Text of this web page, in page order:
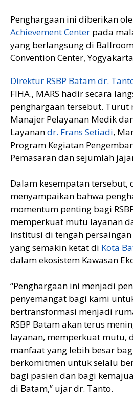
Penghargaan ini diberikan
Achievement Center pada
yang berlangsung di
Convention Center,
Direktur RSBP Batam dr.
FIHA., MARS hadir secara
penghargaan tersebut. Turut
Manajer Pelayanan Medik
Layanandr. Frans Setiadi,
Program Kegiatan
Pemasaran dan sejumlah
Dalam kesempatan tersebut,
menyampaikan bahwa
momentum penting bagi
memperkuat mutu layanan
institusi di tengah
yang semakin ketat di Kota
dalam ekosistem Kawasan
“Penghargaan ini menjadi
penyemangat bagi kami
bertransformasi menjadi
RSBP Batam akan terus
layanan, memperkuat mutu,
manfaat yang lebih besar
berkomitmen untuk selalu
bagi pasien dan bagi
di Batam,” ujar dr. Tanto.